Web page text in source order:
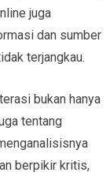
juga
dan sumber
terjangkau.
bukan hanya
tentang
berpikir kritis,